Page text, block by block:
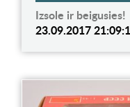
Izsole ir beigusies!
23.09.2017